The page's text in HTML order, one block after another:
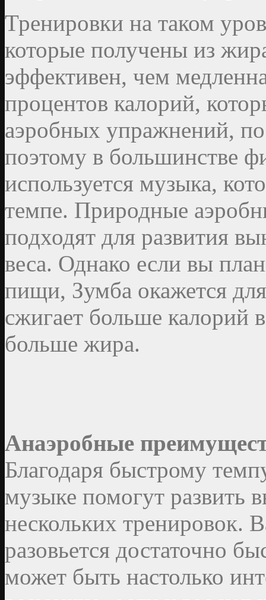
Тренировки на таком
которые получены из
эффективен, чем
процентов калорий,
аэробных упражнений,
поэтому в большинстве
используется музыка,
темпе. Природные
подходят для развития
веса. Однако если вы
пищи, Зумба окажется
сжигает больше калорий
больше жира.
Анаэробные
Благодаря быстрому
музыке помогут развить
нескольких тренировок.
разовьется достаточно
может быть настолько